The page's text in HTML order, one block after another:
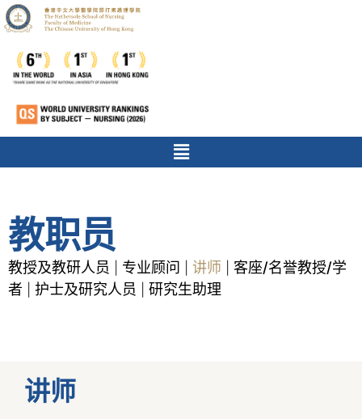
教职员
教授及教研人员 专业顾问 讲师
客座/名誉教授/学
者
护士及研究人员 研究生助理
讲师